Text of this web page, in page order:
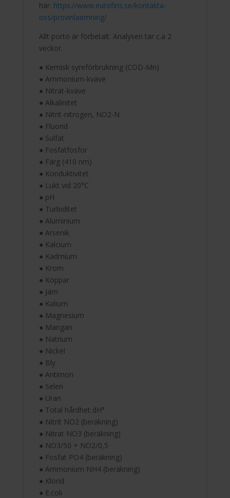
här: https://www.eurofins.se/kontakta-
oss/provinlaemning/
Allt porto är förbetalt. Analysen tar c.a 2
veckor.
● Kemisk syreförbrukning (COD-Mn)
● Ammonium-kväve
● Nitrat-kväve
● Alkalinitet
● Nitrit-nitrogen, NO2-N
● Fluorid
● Sulfat
● Fosfatfosfor
● Färg (410 nm)
● Konduktivitet
● Lukt vid 20°C
● pH
● Turbiditet
● Aluminium
● Arsenik
● Kalcium
● Kadmium
● Krom
● Koppar
● Järn
● Kalium
● Magnesium
● Mangan
● Natrium
● Nickel
● Bly
● Antimon
● Selen
● Uran
● Total hårdhet dH°
● Nitrit NO2 (beräkning)
● Nitrat NO3 (beräkning)
● NO3/50 + NO2/0,5
● Fosfat PO4 (beräkning)
● Ammonium NH4 (beräkning)
● Klorid
● E.coli